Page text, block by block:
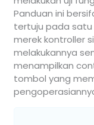
Panduan ini
tertuju pada
merek kontroller
melakukannya
menampilkan
tombol yang